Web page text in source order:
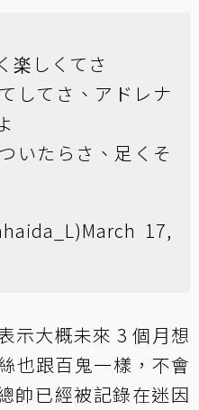
楽しくてさ
してさ、アドレナ
いたらさ、足くそ
March 17,
示大概未來 3 個月想
也跟百鬼一樣，不會
帥已經被記錄在迷因